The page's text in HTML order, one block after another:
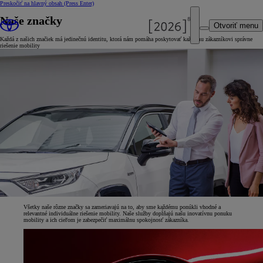
Preskočiť na hlavný obsah (Press Enter)
Otvoriť menu
Naše značky
Každá z našich značiek má jedinečnú identitu, ktorá nám pomáha poskytovať každému zákazníkovi správne
riešenie mobility
Všetky naše rôzne značky sa zameriavajú na to, aby sme každému ponúkli vhodné a
relevantné individuálne riešenie mobility. Naše služby dopĺňajú našu inovatívnu ponuku
mobility a ich cieľom je zabezpečiť maximálnu spokojnosť zákazníka.